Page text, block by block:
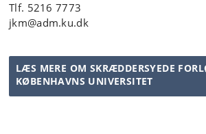
Tlf. 5216 7773
jkm@adm.ku.dk
LÆS MERE OM SKRÆDDERSYEDE
KØBENHAVNS UNIVERSITET